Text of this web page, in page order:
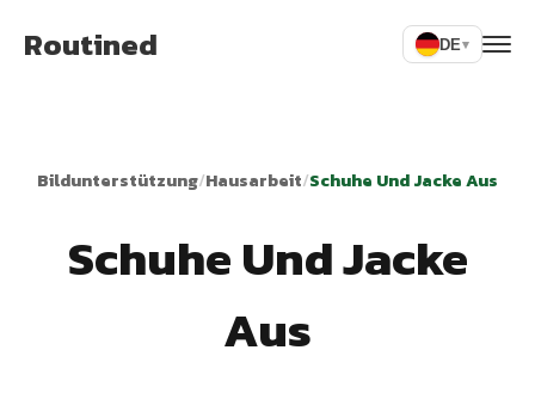
Routined DE▾
Bildunterstützung/Hausarbeit/Schuhe Und Jacke Aus
Schuhe Und Jacke
Aus